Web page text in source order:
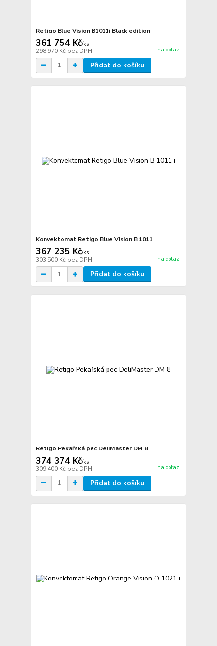
Retigo Blue Vision B1011i Black edition
361 754 Kč/ks
298 970 Kč bez DPH na dotaz
Přidat do košíku
Konvektomat Retigo Blue Vision B 1011 i
367 235 Kč/ks
303 500 Kč bez DPH na dotaz
Přidat do košíku
Retigo Pekařská pec DeliMaster DM 8
374 374 Kč/ks
309 400 Kč bez DPH na dotaz
Přidat do košíku